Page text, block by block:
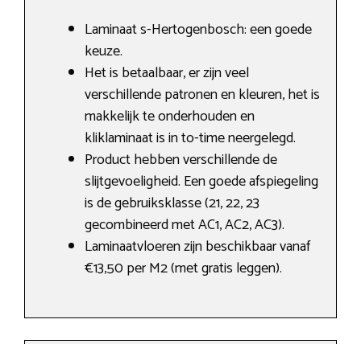
Laminaat s-Hertogenbosch: een goede
keuze.
Het is betaalbaar, er zijn veel
verschillende patronen en kleuren, het is
makkelijk te onderhouden en
kliklaminaat is in to-time neergelegd.
Product hebben verschillende de
slijtgevoeligheid. Een goede afspiegeling
is de gebruiksklasse (21, 22, 23
gecombineerd met AC1, AC2, AC3).
Laminaatvloeren zijn beschikbaar vanaf
€13,50 per M2 (met gratis leggen).